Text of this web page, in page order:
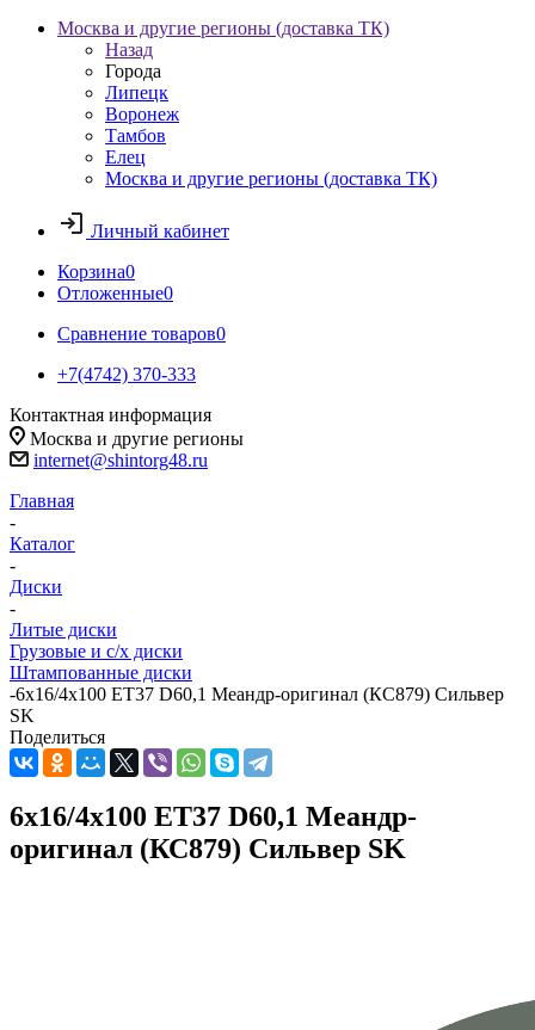
Москва и другие регионы (доставка ТК)
Назад
Города
Липецк
Воронеж
Тамбов
Елец
Москва и другие регионы (доставка ТК)
Личный кабинет
Корзина0
Отложенные0
Сравнение товаров0
+7(4742) 370-333
Контактная информация
Москва и другие регионы
internet@shintorg48.ru
Главная
-
Каталог
-
Диски
-
Литые диски
Грузовые и с/х диски
Штампованные диски
-6x16/4x100 ET37 D60,1 Меандр-оригинал (КС879) Сильвер
SK
Поделиться
6x16/4x100 ET37 D60,1 Меандр-
оригинал (КС879) Сильвер SK